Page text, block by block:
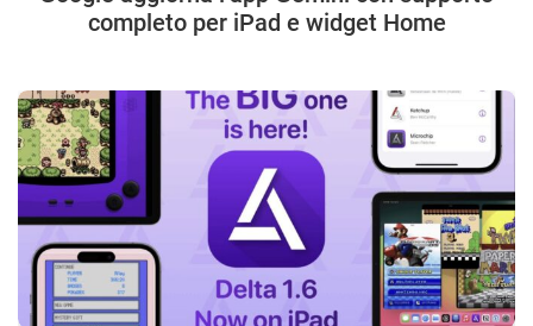
completo per iPad e widget Home